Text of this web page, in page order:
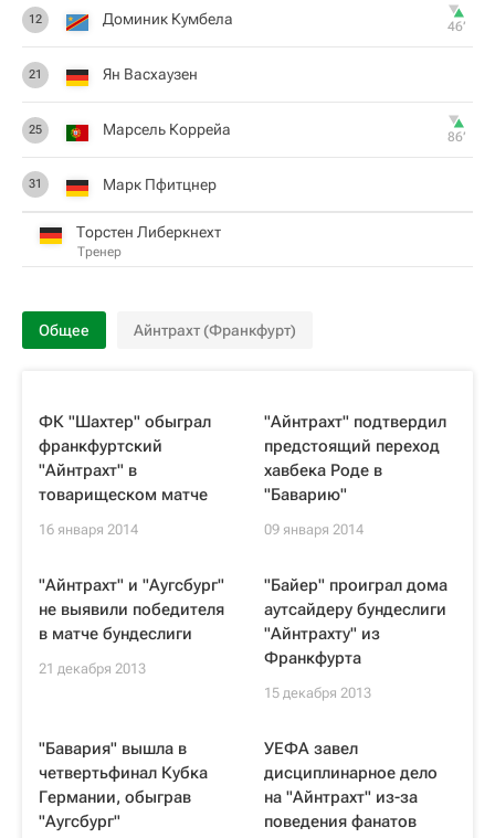
12 Доминик Кумбела 46‎’‎
21 Ян Васхаузен
25 Марсель Коррейа 86‎’‎
31 Марк Пфитцнер
Торстен Либеркнехт
Тренер
Общее Айнтрахт (Франкфурт)
ФК "Шахтер" обыграл
франкфуртский
"Айнтрахт" в
товарищеском матче
16 января 2014
"Айнтрахт" подтвердил
предстоящий переход
хавбека Роде в
"Баварию"
09 января 2014
"Айнтрахт" и "Аугсбург"
не выявили победителя
в матче бундеслиги
21 декабря 2013
"Байер" проиграл дома
аутсайдеру бундеслиги
"Айнтрахту" из
Франкфурта
15 декабря 2013
"Бавария" вышла в
четвертьфинал Кубка
Германии, обыграв
"Аугсбург"
УЕФА завел
дисциплинарное дело
на "Айнтрахт" из-за
поведения фанатов